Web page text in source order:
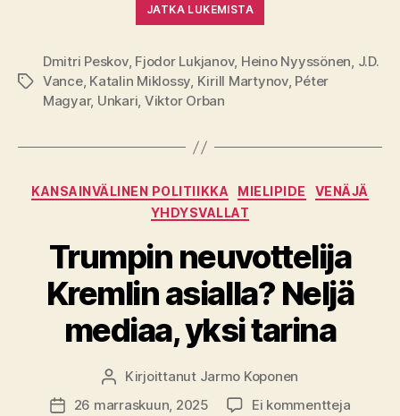
JATKA LUKEMISTA
Avainsanat
Dmitri Peskov, Fjodor Lukjanov, Heino Nyyssönen, J.D.
Vance, Katalin Miklossy, Kirill Martynov, Péter
Magyar, Unkari, Viktor Orban
Kategoriat
KANSAINVÄLINEN POLITIIKKA MIELIPIDE
VENÄJÄ
YHDYSVALLAT
Trumpin neuvottelija
Kremlin asialla? Neljä
mediaa, yksi tarina
Kirjoittaja
Kirjoittanut Jarmo Koponen
Julkaisupäivämäärä
26 marraskuun, 2025 Ei kommentteja